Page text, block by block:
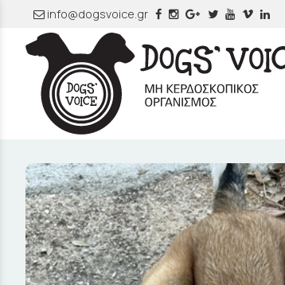
info@dogsvoice.gr